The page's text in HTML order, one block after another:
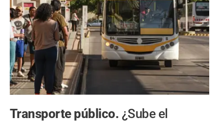
Transporte público. ¿Sube el